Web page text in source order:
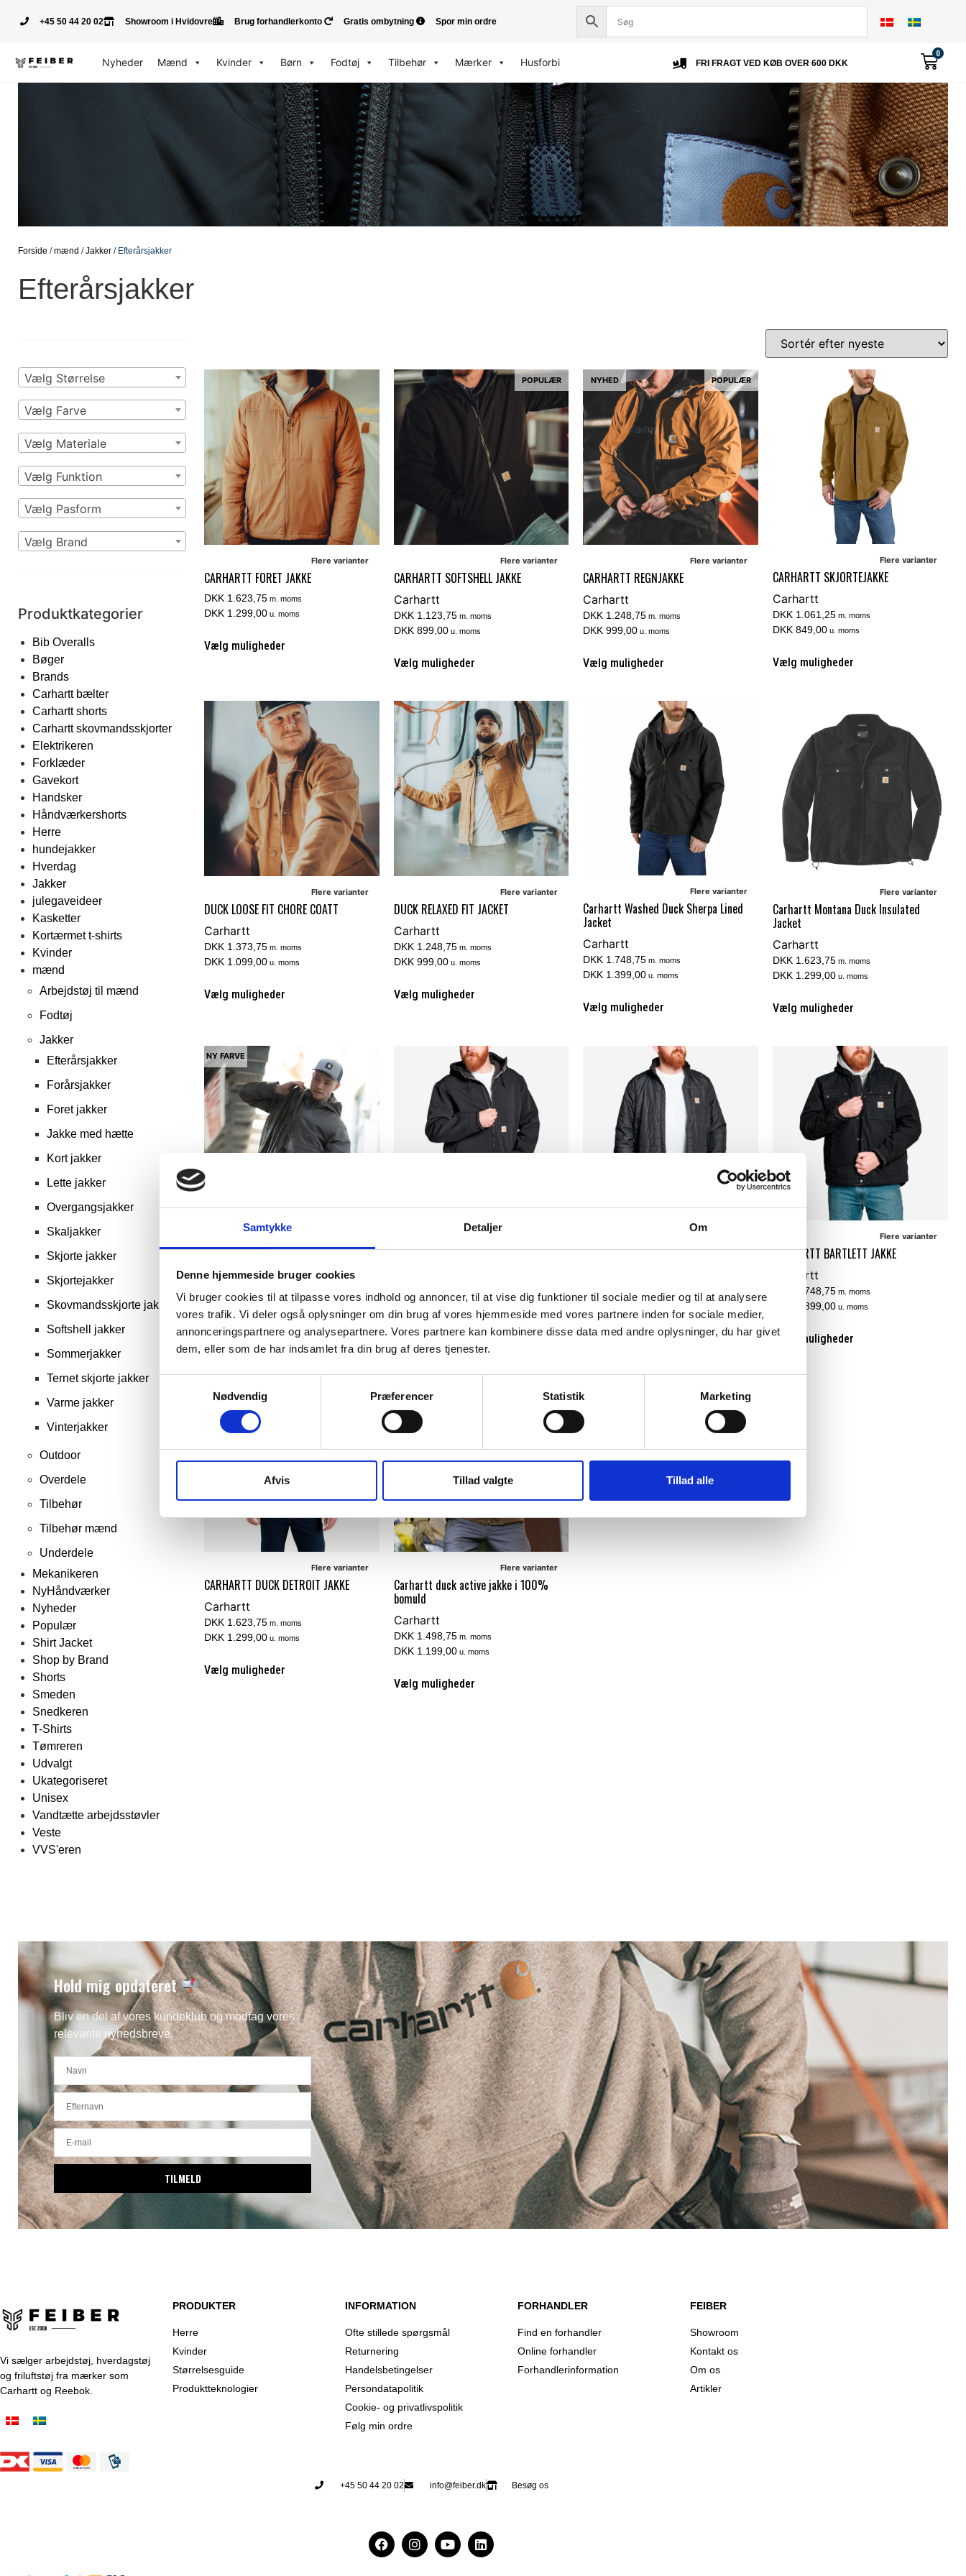
Samtykke Detaljer Om
Denne hjemmeside bruger cookies
Vi bruger cookies til at tilpasse vores indhold og annoncer, til at vise dig funktioner til sociale medier og til at analysere
vores trafik. Vi deler også oplysninger om din brug af vores hjemmeside med vores partnere inden for sociale medier,
annonceringspartnere og analysepartnere. Vores partnere kan kombinere disse data med andre oplysninger, du har givet
dem, eller som de har indsamlet fra din brug af deres tjenester.
Nødvendig
Præferencer Statistik Marketing
Afvis Tillad valgte Tillad alle
+45 50 44 20 02 Showroom i Hvidovre Brug forhandlerkonto Gratis ombytning Spor min ordre
Nyheder Mænd Kvinder Børn Fodtøj Tilbehør Mærker Husforbi FRI FRAGT VED KØB OVER 600 DKK
0
Forside /mænd /Jakker / Efterårsjakker
Efterårsjakker
Vælg Størrelse
Vælg Farve
Vælg Materiale
Vælg Funktion
Vælg Pasform
Vælg Brand
Produktkategorier
Bib Overalls
Bøger
Brands
Carhartt bælter
Carhartt shorts
Carhartt skovmandsskjorter
Elektrikeren
Forklæder
Gavekort
Handsker
Håndværkershorts
Herre
hundejakker
Hverdag
Jakker
julegaveideer
Kasketter
Kortærmet t-shirts
Kvinder
mænd
Arbejdstøj til mænd
Fodtøj
Jakker
Efterårsjakker
Forårsjakker
Foret jakker
Jakke med hætte
Kort jakker
Lette jakker
Overgangsjakker
Skaljakker
Skjorte jakker
Skjortejakker
Skovmandsskjorte jakke
Softshell jakker
Sommerjakker
Ternet skjorte jakker
Varme jakker
Vinterjakker
Outdoor
Overdele
Tilbehør
Tilbehør mænd
Underdele
Mekanikeren
NyHåndværker
Nyheder
Populær
Shirt Jacket
Shop by Brand
Shorts
Smeden
Snedkeren
T-Shirts
Tømreren
Udvalgt
Ukategoriseret
Unisex
Vandtætte arbejdsstøvler
Veste
VVS'eren
Flere varianter
CARHARTT FORET JAKKE
DKK 1.623,75m. moms
DKK 1.299,00u. moms
Vælg muligheder
POPULÆR
Flere varianter
CARHARTT SOFTSHELL JAKKE
Carhartt
DKK 1.123,75m. moms
DKK 899,00u. moms
Vælg muligheder
NYHED POPULÆR
Flere varianter
CARHARTT REGNJAKKE
Carhartt
DKK 1.248,75 m. moms
DKK 999,00 u. moms
Vælg muligheder
Flere varianter
CARHARTT SKJORTEJAKKE
Carhartt
DKK 1.061,25 m. moms
DKK 849,00 u. moms
Vælg muligheder
Flere varianter
DUCK LOOSE FIT CHORE COATT
Carhartt
DKK 1.373,75m. moms
DKK 1.099,00u. moms
Vælg muligheder
Flere varianter
DUCK RELAXED FIT JACKET
Carhartt
DKK 1.248,75m. moms
DKK 999,00u. moms
Vælg muligheder
Flere varianter
Carhartt Washed Duck Sherpa Lined
Jacket
Carhartt
DKK 1.748,75 m. moms
DKK 1.399,00 u. moms
Vælg muligheder
Flere varianter
Carhartt Montana Duck Insulated
Jacket
Carhartt
DKK 1.623,75 m. moms
DKK 1.299,00 u. moms
Vælg muligheder
NY FARVE
Carhartt vandafvisende anorak
Carhartt
DKK 998,75 m. moms
DKK 799,00
Vælg muligheder
Carhartt super dux arbejdsjakke
DKK 1.748,75 m. moms
DKK 1.399,00
Vælg muligheder
CARHARTT GILLIAM JAKKE
DKK 1.248,75 m. moms
Vælg muligheder
Flere varianter
CARHARTT BARTLETT JAKKE
Carhartt
DKK 1.748,75 m. moms
DKK 1.399,00 u. moms
Vælg muligheder
Flere varianter
CARHARTT DUCK DETROIT JAKKE
Carhartt
DKK 1.623,75m. moms
DKK 1.299,00u. moms
Vælg muligheder
Flere varianter
Carhartt duck active jakke i 100%
bomuld
Carhartt
DKK 1.498,75m. moms
DKK 1.199,00u. moms
Vælg muligheder
Hold mig opdateret
Bliv en del af vores kundeklub og modtag vores
relevante nyhedsbreve.
TILMELD
Vi sælger arbejdstøj, hverdagstøj
og friluftstøj fra mærker som
Carhartt og Reebok.
PRODUKTER
Herre
Kvinder
Størrelsesguide
Produktteknologier
INFORMATION
Ofte stillede spørgsmål
Returnering
Handelsbetingelser
Persondatapolitik
Cookie- og privatlivspolitik
Følg min ordre
FORHANDLER
Find en forhandler
Online forhandler
Forhandlerinformation
FEIBER
Showroom
Kontakt os
Om os
Artikler
+45 50 44 20 02 info@feiber.dk Besøg os